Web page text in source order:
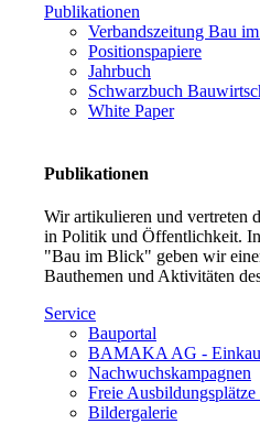
Publikationen
Verbandszeitung Bau
Positionspapiere
Jahrbuch
Schwarzbuch
White Paper
Publikationen
Wir artikulieren und vertreten
in Politik und Öffentlichkeit. In
"Bau im Blick" geben wir
Bauthemen und Aktivitäten
Service
Bauportal
BAMAKA AG -
Nachwuchskampagnen
Freie Ausbildungsplätze
Bildergalerie